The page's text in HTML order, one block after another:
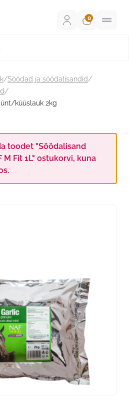
/Söödad ja söödalisandid/
/
küüslauk 2kg
toodet "Söödalisand
M Fit 1L" ostukorvi, kuna